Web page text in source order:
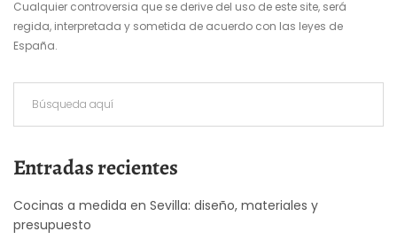
Cualquier controversia que se derive del uso de este site, será
regida, interpretada y sometida de acuerdo con las leyes de
España.
Entradas recientes
Cocinas a medida en Sevilla: diseño, materiales y
presupuesto